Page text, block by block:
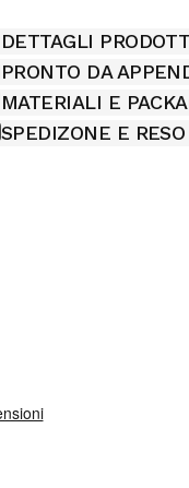
DETTAGLI
PRONTO DA
MATERIALI E
SPEDIZONE E RESO